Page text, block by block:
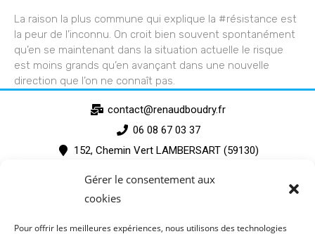
Gérer le consentement aux
cookies
Pour offrir les meilleures expériences, nous utilisons des technologies
La raison la plus commune qui explique la #résistance est
la peur de l’inconnu. On croit bien souvent spontanément
qu’en se maintenant dans la situation actuelle le risque
est moins grands qu’en avançant dans une nouvelle
direction que l’on ne connaît pas.
contact@renaudboudry.fr
06 08 67 03 37
152, Chemin Vert LAMBERSART (59130)